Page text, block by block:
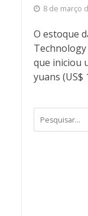
8 de março
O estoque
que iniciou
yuans (US$